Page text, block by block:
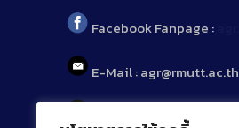
Facebook Fanpage :
E-Mail : agr@rmutt.ac.th
Tel : 02 592 1955